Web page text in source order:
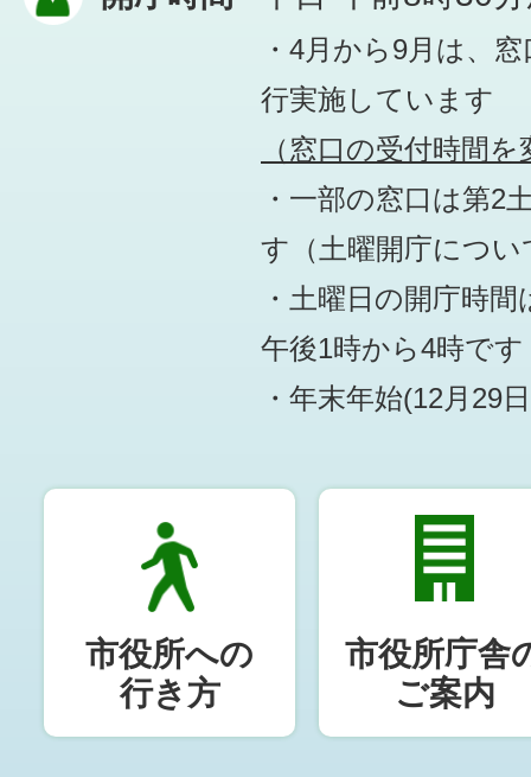
・4月から9月は、
行実施しています
（窓口の受付時間
・一部の窓口は第2
す （土曜開庁につ
・土曜日の開庁時
午後1時から4時です
・年末年始(12月29
市役所への
行き方
市役所庁舎
ご案内